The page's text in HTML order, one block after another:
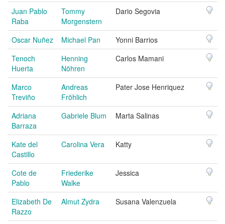
Juan Pablo
Raba
Tommy
Morgenstern
Dario Segovia
Oscar Nuñez Michael Pan
Yonni Barrios
Tenoch
Huerta
Henning
Nöhren
Carlos Mamani
Marco
Treviño
Andreas
Fröhlich
Pater Jose Henriquez
Adriana
Barraza
Gabriele Blum Marta Salinas
Kate del
Castillo
Carolina Vera Katty
Cote de
Pablo
Friederike
Walke
Jessica
Elizabeth De
Razzo
Almut Zydra Susana Valenzuela